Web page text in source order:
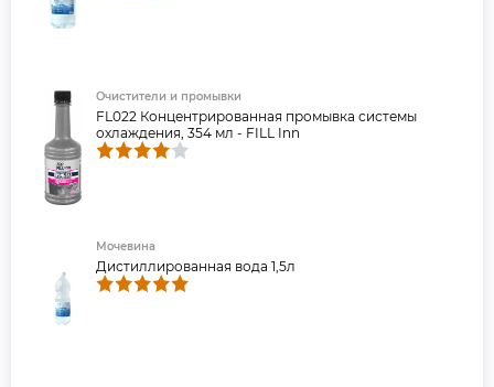
Очистители и промывки
FL022 Концентрированная промывка системы
охлаждения, 354 мл - FILL Inn
Мочевина
Дистиллированная вода 1,5л